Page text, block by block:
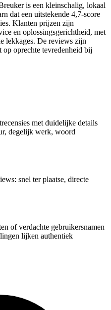
is een kleinschalig, lokaal
dat een uitstekende 4,7‑score
Klanten prijzen zijn
en oplossingsgerichtheid, met
lekkages. De reviews zijn
oprechte tevredenheid bij
met duidelijke details
degelijk werk, woord
snel ter plaatse, directe
of verdachte gebruikersnamen
lijken authentiek